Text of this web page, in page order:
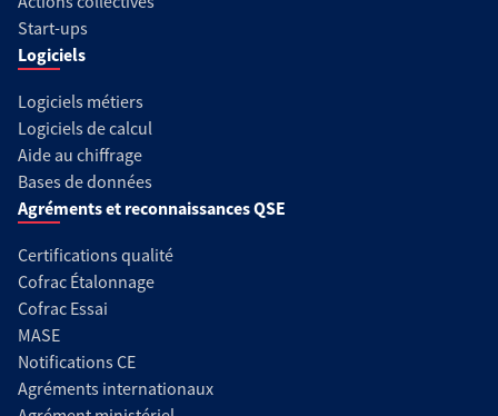
Start-ups
Logiciels
Logiciels métiers
Logiciels de calcul
Aide au chiffrage
Bases de données
Agréments et reconnaissances QSE
Certifications qualité
Cofrac Étalonnage
Cofrac Essai
MASE
Notifications CE
Agréments internationaux